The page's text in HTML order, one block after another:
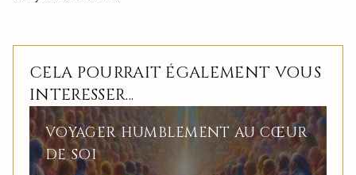
CELA POURRAIT ÉGALEMENT VOUS
INTERESSER...
VOYAGER HUMBLEMENT AU CŒUR
DE SOI